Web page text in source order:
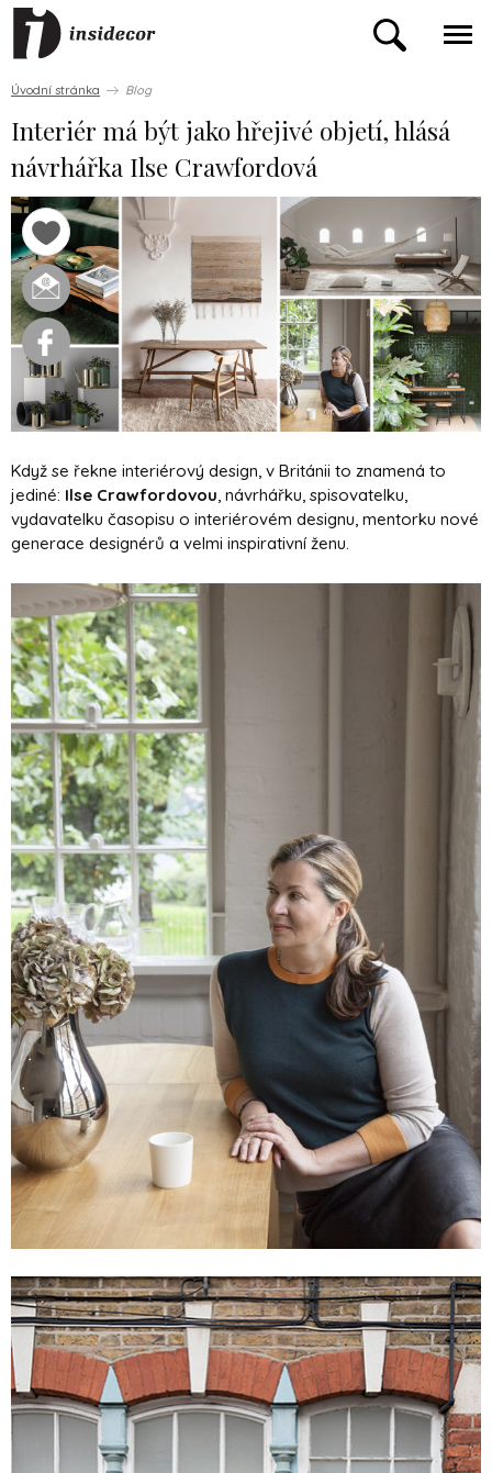
Úvodní stránka Blog
Interiér má být jako hřejivé objetí, hlásá
návrhářka Ilse Crawfordová
Když se řekne interiérový design, v Británii to znamená to
jediné: Ilse Crawfordovou, návrhářku, spisovatelku,
vydavatelku časopisu o interiérovém designu, mentorku nové
generace designérů a velmi inspirativní ženu.